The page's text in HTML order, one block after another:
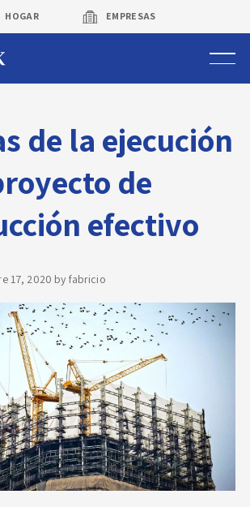
HOGAR EMPRESAS
Sistema de cámaras
Rastreo vehicular GPS
Protek Personas
Corredora de seguros
Sobre Protek
Trabaja con nosotros
Novedades
Faq
Contacto
de la ejecución
de
efectivo
17, 2020 by fabricio